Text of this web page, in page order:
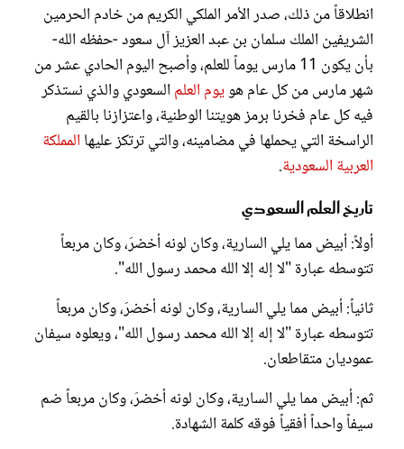
انطلاقاً من ذلك، صدر الأمر الملكي الكريم من خادم الحرمين
الشريفين الملك سلمان بن عبد العزيز آل سعود -حفظه الله-
بأن يكون 11 مارس يوماً للعلم، وأصبح اليوم الحادي عشر من
شهر مارس من كل عام هويوم العلم السعودي والذي نستذكر
فيه كل عام فخرنا برمز هويتنا الوطنية، واعتزازنا بالقيم
الراسخة التي يحملها في مضامينه، والتي ترتكز عليها المملكة
العربية السعودية.
تاريخ العلم السعودي
أولاً: أبيض مما يلي السارية، وكان لونه أخضرَ، وكان مربعاً
تتوسطه عبارة "لا إله إلا الله محمد رسول الله".
ثانياً: أبيض مما يلي السارية، وكان لونه أخضرَ، وكان مربعاً
تتوسطه عبارة "لا إله إلا الله محمد رسول الله"، ويعلوه سيفان
عموديان متقاطعان.
ثم: أبيض مما يلي السارية، وكان لونه أخضرَ، وكان مربعاً ضم
سيفاً واحداً أفقياً فوقه كلمة الشهادة.